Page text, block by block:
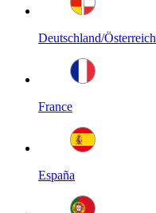
Deutschland/Österreich
France
España